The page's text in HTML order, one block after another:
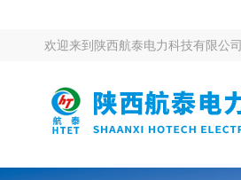
欢迎来到 陕西航泰电力科技有限公司